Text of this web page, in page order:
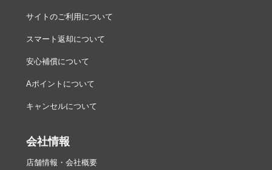
サイトのご利用について
スマート返却について
安心補償について
Aポイントについて
キャンセルについて
会社情報
店舗情報・会社概要